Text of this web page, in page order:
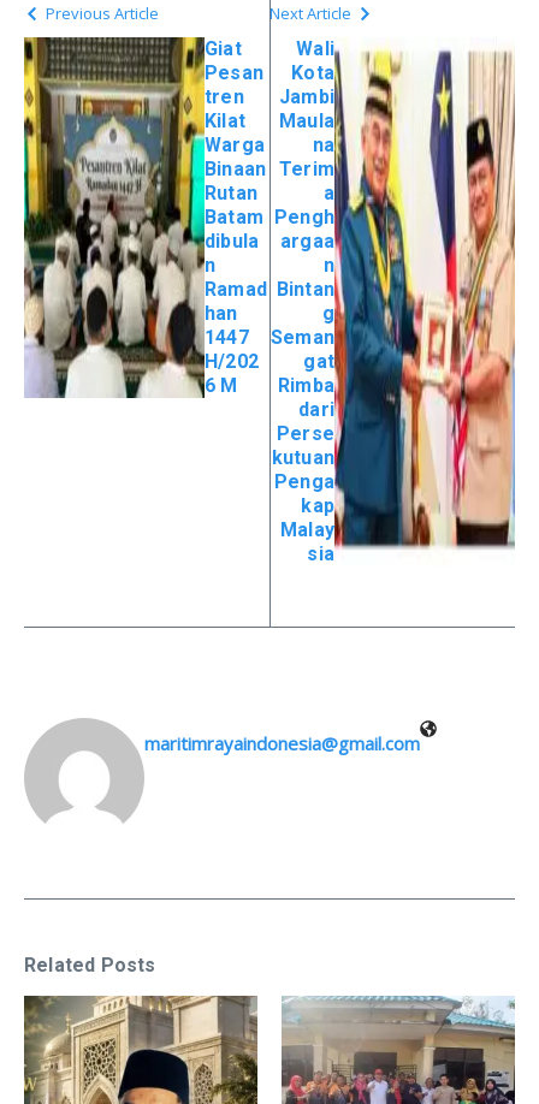
Previous Article
Giat
Pesan
tren
Kilat
Warga
Binaan
Rutan
Batam
dibula
n
Ramad
han
1447
H/202
6 M
Next Article
Wali
Kota
Jambi
Maula
na
Terim
a
Pengh
argaa
n
Bintan
g
Seman
gat
Rimba
dari
Perse
kutuan
Penga
kap
Malay
sia
maritimrayaindonesia@gmail.com
Related Posts